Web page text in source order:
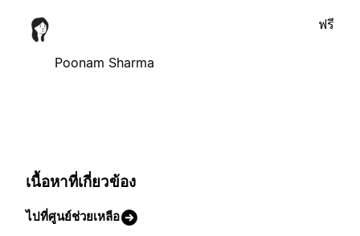
Poonam Sharma
ฟรี
เนื้อหาที่เกี่ยวข้อง
ไปที่ศูนย์ช่วยเหลือ